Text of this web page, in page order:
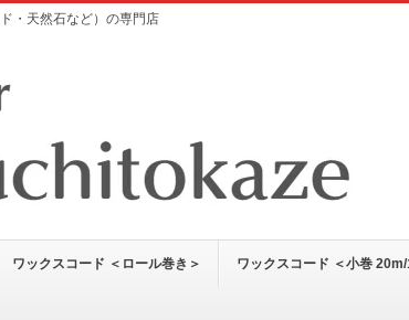
・天然石など）の専門店
ワックスコード ＜ロール巻き＞ ワックスコード ＜小巻